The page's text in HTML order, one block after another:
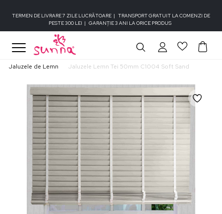
TERMEN DE LIVRARE 7 ZILE LUCRĂTOARE | TRANSPORT GRATUIT LA COMENZI DE
PESTE 300 LEI | GARANȚIE 3 ANI LA ORICE PRODUS
Jaluzele de Lemn Jaluzele Lemn Tei 50mm C1004 Soft Sand